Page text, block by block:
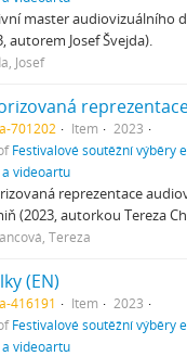
master audiovizuálního
autorem Josef Švejda).
Josef
701202 Item
2023
Festivalové soutěžní výběry
videoartu
reprezentace
(2023, autorkou Tereza
Tereza
(EN)
416191 Item
2023
Festivalové soutěžní výběry
videoartu